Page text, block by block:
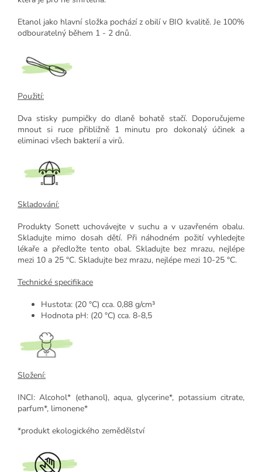
Etanol jako hlavní složka pochází z obilí v BIO kvalitě. Je 100%
odbouratelný během 1 - 2 dnů.
Použití:
Dva stisky pumpičky do dlaně bohatě stačí. Doporučujeme
mnout si ruce přibližně 1 minutu pro dokonalý účinek a
eliminaci všech bakterií a virů.
Skladování:
Produkty Sonett uchovávejte v suchu a v uzavřeném obalu.
Skladujte mimo dosah dětí. Při náhodném požití vyhledejte
lékaře a předložte tento obal. Skladujte bez mrazu, nejlépe
mezi 10 a 25 °C. Skladujte bez mrazu, nejlépe mezi 10-25 °C.
Technické specifikace
Hustota: (20 °C) cca. 0,88 g/cm³
Hodnota pH: (20 °C) cca. 8-8,5
Složení:
INCI: Alcohol* (ethanol), aqua, glycerine*, potassium citrate,
parfum*, limonene*
*produkt ekologického zemědělství